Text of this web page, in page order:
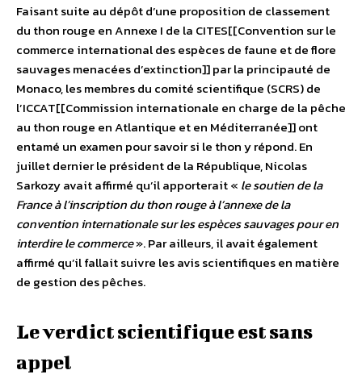
Faisant suite au dépôt d’une proposition de classement
du thon rouge en Annexe I de la CITES[[Convention sur le
commerce international des espèces de faune et de flore
sauvages menacées d’extinction]] par la principauté de
Monaco, les membres du comité scientifique (SCRS) de
l’ICCAT[[Commission internationale en charge de la pêche
au thon rouge en Atlantique et en Méditerranée]] ont
entamé un examen pour savoir si le thon y répond. En
juillet dernier le président de la République, Nicolas
Sarkozy avait affirmé qu’il apporterait « le soutien de la
France à l’inscription du thon rouge à l’annexe de la
convention internationale sur les espèces sauvages pour en
interdire le commerce». Par ailleurs, il avait également
affirmé qu’il fallait suivre les avis scientifiques en matière
de gestion des pêches.
Le verdict scientifique est sans
appel